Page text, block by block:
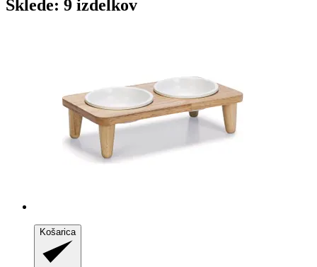
Sklede: 9 izdelkov
Košarica